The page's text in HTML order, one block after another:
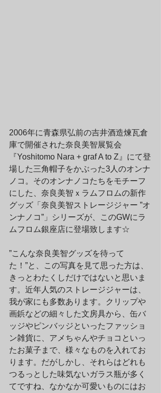
2006年に青森県弘前の吉井酒造煉瓦倉
庫で開催された奈良美智展覧会
『Yoshitomo Nara + graf A to Z』にて登
場した三角帽子をかぶった3人のオンナ
ノコ。そのオンナノコたちをモチーフ
にした、奈良美智ｘラムフロムの新作
グッズ「奈良美智ストレージジャー ”オ
ンナノコ”」シリーズが、このGWにラ
ムフロム銀座店に登場致します☆
”こんな奈良美智グッズを待って
た！”と、この写真を見て思った方は、
きっとわたくしだけではないと思いま
す。近年人気のストレージジャーは、
我が家にも多数あります。クリップや
画鋲などの細々した文房具から、缶バ
ッジやピンバッジといったファッショ
ン雑貨に、アメちゃんやチョコといっ
たお菓子まで、様々なものを入れてお
ります。だがしかし、それらはどれも
つるっとした味気ないガラス瓶が多く
てですね、なかなか可愛いものにはお